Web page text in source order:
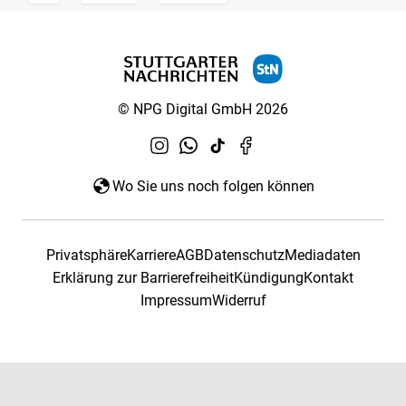
© NPG Digital GmbH 2026
Wo Sie uns noch folgen können
PrivatsphäreKarriereAGBDatenschutzMediadaten
Erklärung zur BarrierefreiheitKündigungKontakt
ImpressumWiderruf